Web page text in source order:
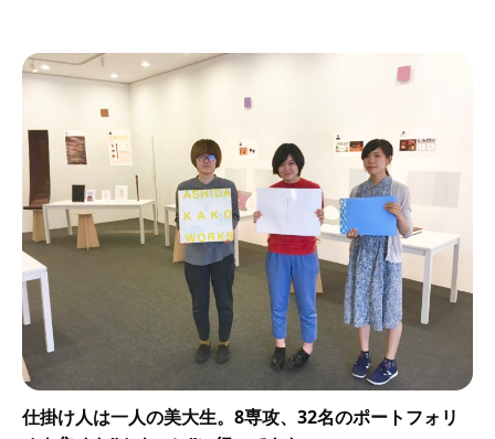
仕掛け人は一人の美大生。8専攻、32名のポートフォリ